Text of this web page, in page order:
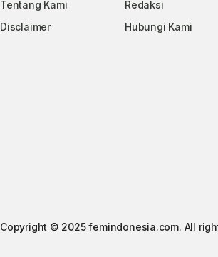
Tentang Kami Redaksi
Disclaimer
Hubungi Kami
Copyright © 2025 femindonesia.com. All